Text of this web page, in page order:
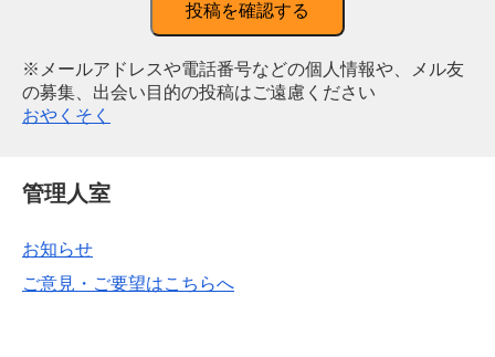
投稿を確認する
※メールアドレスや電話番号などの個人情報や、メル友
の募集、出会い目的の投稿はご遠慮ください
おやくそく
管理人室
お知らせ
ご意見・ご要望はこちらへ